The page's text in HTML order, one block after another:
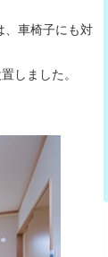
車椅子にも対
した。